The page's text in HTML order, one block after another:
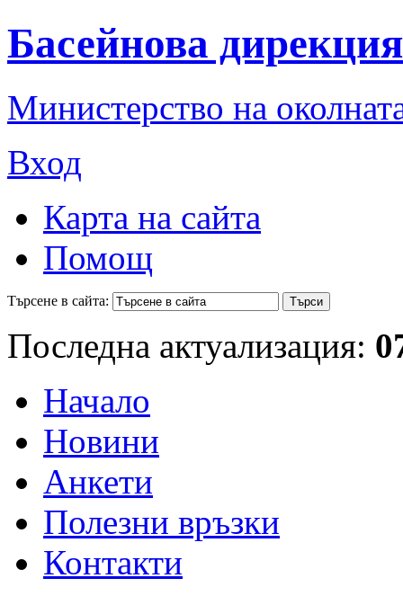
Басейнова
Министерство на
Вход
Карта на сайта
Помощ
Търсене в сайта:
Последна актуализация:
Начало
Новини
Анкети
Полезни връзки
Контакти